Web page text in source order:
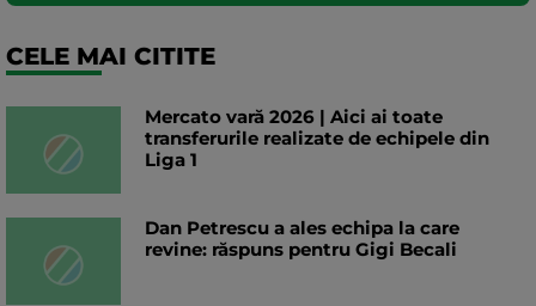
CELE MAI CITITE
Mercato vară 2026 | Aici ai toate
transferurile realizate de echipele din
Liga 1
Dan Petrescu a ales echipa la care
revine: răspuns pentru Gigi Becali